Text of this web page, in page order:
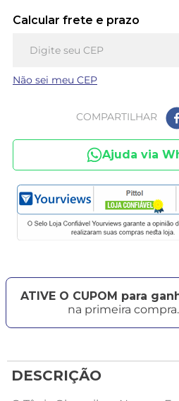
Calcular frete e prazo
Não sei meu CEP
COMPARTILHAR
Ajuda via
ATIVE O CUPOM para
na primeira
DESCRIÇÃO